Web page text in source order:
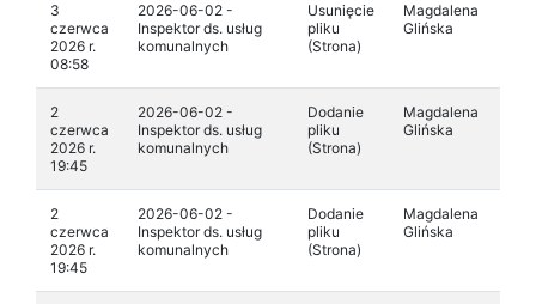
3
czerwca
2026 r.
08:58
2026-06-02 -
Inspektor ds. usług
komunalnych
Usunięcie
pliku
(Strona)
Magdalena
Glińska
2
czerwca
2026 r.
19:45
2026-06-02 -
Inspektor ds. usług
komunalnych
Dodanie
pliku
(Strona)
Magdalena
Glińska
2
czerwca
2026 r.
19:45
2026-06-02 -
Inspektor ds. usług
komunalnych
Dodanie
pliku
(Strona)
Magdalena
Glińska